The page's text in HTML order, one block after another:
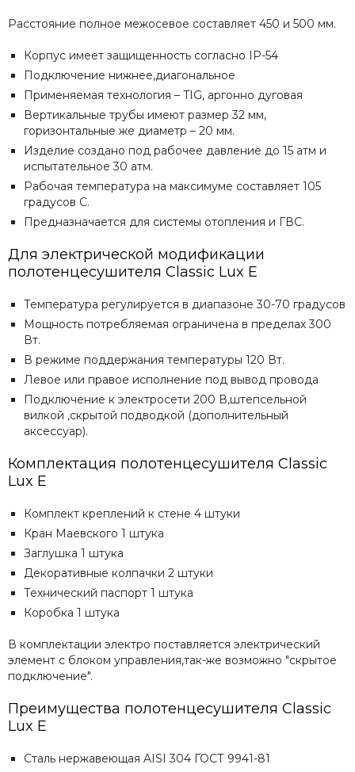
Расстояние полное межосевое составляет 450 и 500 мм.
Корпус имеет защищенность согласно IP-54
Подключение нижнее,диагональное
Применяемая технология – TIG, аргонно дуговая
Вертикальные трубы имеют размер 32 мм,
горизонтальные же диаметр – 20 мм.
Изделие создано под рабочее давление до 15 атм и
испытательное 30 атм.
Рабочая температура на максимуме составляет 105
градусов С.
Предназначается для системы отопления и ГВС.
Для электрической модификации
полотенцесушителя Сlassic Lux E
Температура регулируется в диапазоне 30-70 градусов
Мощность потребляемая ограничена в пределах 300
Вт.
В режиме поддержания температуры 120 Вт.
Левое или правое исполнение под вывод провода
Подключение к электросети 200 В,штепсельной
вилкой ,скрытой подводкой (дополнительный
аксессуар).
Комплектация полотенцесушителя Сlassic
Lux E
Комплект креплений к стене 4 штуки
Кран Маевского 1 штука
Заглушка 1 штука
Декоративные колпачки 2 штуки
Технический паспорт 1 штука
Коробка 1 штука
В комплектации электро поставляется электрический
элемент с блоком управления,так-же возможно "скрытое
подключение".
Преимущества полотенцесушителя Сlassic
Lux E
Сталь нержавеющая AISI 304 ГОСТ 9941-81